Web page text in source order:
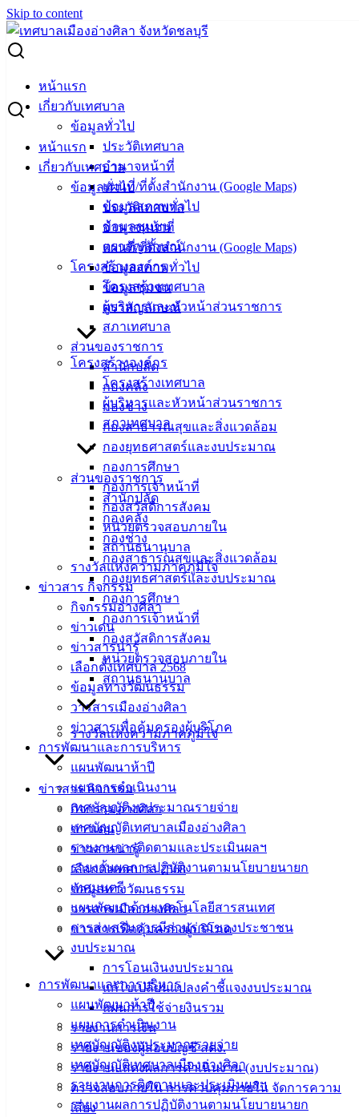
Skip to content
หน้าแรก
เกี่ยวกับเทศบาล
ข้อมูลทั่วไป
ประวัติเทศบาล
อำนาจหน้าที่
แผนที่/ที่ตั้งสำนักงาน (Google Maps)
ข้อมูลสภาพทั่วไป
ข้อมูลชุมชน
ตราสัญลักษณ์
โครงสร้างองค์กร
โครงสร้างเทศบาล
ผู้บริหารและหัวหน้าส่วนราชการ
สภาเทศบาล
ส่วนของราชการ
สำนักปลัด
กองคลัง
กองช่าง
กองสาธารณสุขและสิ่งแวดล้อม
กองยุทธศาสตร์และงบประมาณ
กองการศึกษา
กองการเจ้าหน้าที่
กองสวัสดิการสังคม
หน่วยตรวจสอบภายใน
สถานธนานุบาล
รางวัลแห่งความภาคภูมิใจ
ข่าวสาร กิจกรรม
กิจกรรมอ่างศิลา
ข่าวเด่น
ข่าวสารน่ารู้
เลือกตั้งเทศบาล 2568
ข้อมูลทางวัฒนธรรม
วารสารเมืองอ่างศิลา
ข่าวสารเพื่อคุ้มครองผู้บริโภค
การพัฒนาและการบริหาร
แผนพัฒนาห้าปี
แผนการดำเนินงาน
เทศบัญญัติงบประมาณรายจ่าย
เทศบัญญัติเทศบาลเมืองอ่างศิลา
รายงานการติดตามและประเมินผลฯ
รายงานผลการปฏิบัติงานตามนโยบายนายก
เทศมนตรี
แผนพัฒนาด้านเทคโนโลยีสารสนเทศ
การส่งเสริมการมีส่วนร่วมของประชาชน
งบประมาณ
การโอนเงินงบประมาณ
แก้ไขเปลี่ยนแปลงคำชี้แจงงบประมาณ
แผนการใช้จ่ายงินรวม
รายงานการเงิน
รายงานของผู้สอบบัญชี สตง.
รายงานแสดงผลการดำเนินงาน (งบประมาณ)
ตรวจสอบภายใน การควบคุมภายใน จัดการความ
เสี่ยง
หน้าแรก
เกี่ยวกับเทศบาล
ข้อมูลทั่วไป
ประวัติเทศบาล
อำนาจหน้าที่
แผนที่/ที่ตั้งสำนักงาน (Google Maps)
ข้อมูลสภาพทั่วไป
ข้อมูลชุมชน
ตราสัญลักษณ์
โครงสร้างองค์กร
โครงสร้างเทศบาล
ผู้บริหารและหัวหน้าส่วนราชการ
สภาเทศบาล
ส่วนของราชการ
สำนักปลัด
กองคลัง
กองช่าง
กองสาธารณสุขและสิ่งแวดล้อม
กองยุทธศาสตร์และงบประมาณ
กองการศึกษา
กองการเจ้าหน้าที่
กองสวัสดิการสังคม
หน่วยตรวจสอบภายใน
สถานธนานุบาล
รางวัลแห่งความภาคภูมิใจ
ข่าวสาร กิจกรรม
กิจกรรมอ่างศิลา
ข่าวเด่น
ข่าวสารน่ารู้
เลือกตั้งเทศบาล 2568
ข้อมูลทางวัฒนธรรม
วารสารเมืองอ่างศิลา
ข่าวสารเพื่อคุ้มครองผู้บริโภค
การพัฒนาและการบริหาร
แผนพัฒนาห้าปี
แผนการดำเนินงาน
เทศบัญญัติงบประมาณรายจ่าย
เทศบัญญัติเทศบาลเมืองอ่างศิลา
รายงานการติดตามและประเมินผลฯ
รายงานผลการปฏิบัติงานตามนโยบายนายก
Search for:
ติดตามการรังวัดสอบเขตที่ดินติดทะเลหาดช่อทิพย์ แก้ปัญหารุก
ล้ำ ทวงคืนพื้นที่ชายหาดของชาวอ่างศิลา
ติดตามการรังวัดสอบเขตที่ดินติดทะเล
หาดช่อทิพย์ แก้ปัญหารุกล้ำ ทวงคืนพื้นที่
ชายหาดของชาวอ่างศิลา
มกราคม 30, 2025กุมภาพันธ์ 3, 2025
vichakarn2#
กิจกรรมอ่างศิลา,ข่าวสารน่ารู้
นายกฯวินัย พร้อมด้วยสมาชิกสภาเทศบาลฯ ผู้นำชุมชน ชาว
บ้าน ร่วมติดตามการรังวัดสอบเขตที่ดินติดทะเลหาดช่อทิพย์ แก้
ปัญหารุกล้ำ ทวงคืนพื้นที่ชายหาดของชาวอ่างศิลา
(30 ม.ค. 68) นายวินัย พ้นภัยพาล นายกเทศมนตรีเมืองอ่างศิลา
พร้อมด้วยสมาชิกสภาเทศบาลฯ นายวุฒิศักดิ์ สุริโย ผู้อำนวย
การกองช่าง ร.ต.ท.หญิง ชรัลดา เจริญพิภพ ผู้อำนวยการกอง
สาธารณสุขและสิ่งแวดล้อม ผู้นำชุมชน ประชาชน และเจ้า
หน้าที่จากสำนักงานที่ดินจังหวัดชลบุรี ร่วมลงพื้นที่หาดช่อทิพย์
ติดตามตรวจสอบการแก้ไขปัญหาการรุกล้ำพื้นที่ชายหาด โดย
ในวันนี้สำนักงานที่ดินจังหวัดชลบุรี ได้ส่งเจ้าหน้าที่มาดำเนิน
การรังวัดสอบแนวเขตที่ดินที่ติดกับบริเวณแนวชายหาดช่อทิพย์
เพื่อตรวจสอบข้อมูลกับโฉนดที่ดิน ซึ่งจะเป็นข้อมูลเบื้องต้นใน
การนำไปสู่การแก้ไขปัญหาและให้เกิดบริหารจัดการพื้นที่ได้
อย่างชัดเจน หลังจากมีประเด็นปัญหาการรุกล้ำพื้นที่ชายหาด
ด้วยสิ่งปลูกสร้าง อีกทั้งยังมีการนำเปลือกหอยและขยะมาทิ้ง
ทับถมพื้นที่ชายหาดจนมีสภาพเปลี่ยนแปลงไปรวมระยะทาง
หลายร้อยเมตร รวมถึงซากเรือและเรือที่จอดไว้ขวางแนว
ชายหาด รวมจำนวน 7 ลำ
เทศบาล
เมืองอ่าง
สำนักงาน
เทศบาลเมือง
อ่างศิลา 90/338
ม.3 ต.เสม็ด
อ.เมือง จ.ชลบุรี
038-
142-100-104
บริการ
ประชาชน